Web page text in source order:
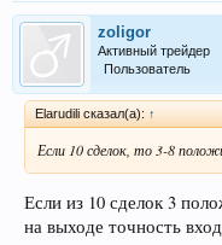
zoligor
Активный трейдер
Пользователь
Elarudili сказал(а): ↑
Если 10 сделок, то 3-8
Если из 10 сделок 3
на выходе точность